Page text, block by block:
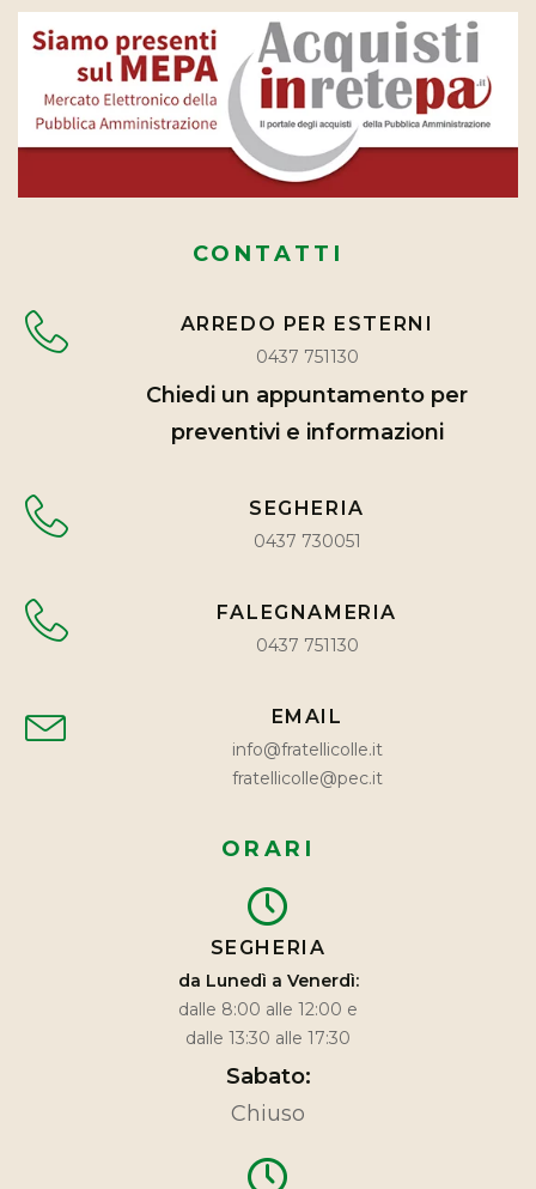
CONTATTI
ARREDO PER ESTERNI
0437 751130
Chiedi un appuntamento per
preventivi e informazioni
SEGHERIA
0437 730051
FALEGNAMERIA
0437 751130
EMAIL
info@fratellicolle.it
fratellicolle@pec.it
ORARI
SEGHERIA
da Lunedì a Venerdì:
dalle 8:00 alle 12:00 e
dalle 13:30 alle 17:30
Sabato:
Chiuso